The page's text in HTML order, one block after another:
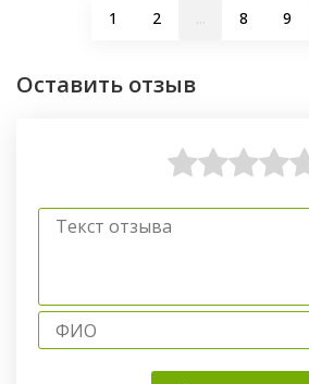
1 2 ... 8 9
Оставить отзыв